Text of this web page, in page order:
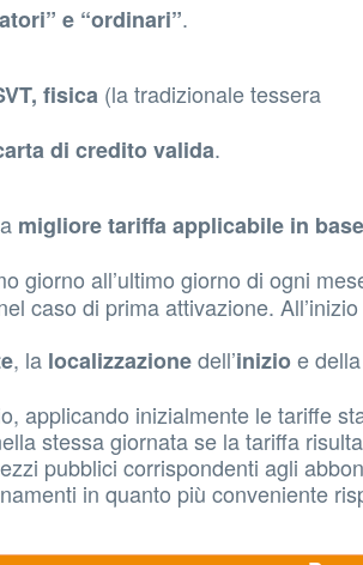
e “ordinari”.
fisica (la tradizionale tessera
di credito valida.
migliore tariffa applicabile in
giorno all’ultimo giorno di ogni
caso di prima attivazione.
, la localizzazionedell’inizioe della
applicando inizialmente le tariffe
stessa giornata se la tariffa
pubblici corrispondenti agli
in quanto più conveniente